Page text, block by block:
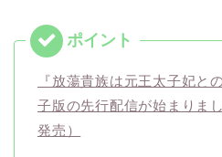
『放蕩貴族は元王太子妃と
子版の先行配信が始まりま
発売）